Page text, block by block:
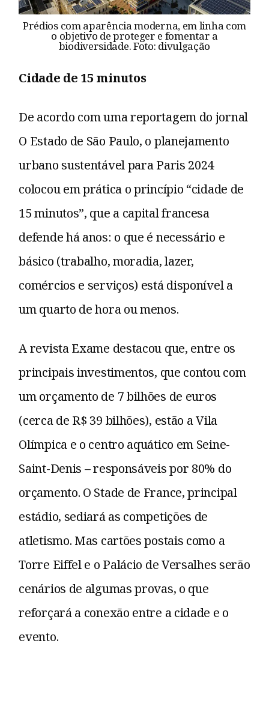
Prédios com aparência moderna, em linha com
o objetivo de proteger e fomentar a
biodiversidade. Foto: divulgação
Cidade de 15 minutos
De acordo com uma reportagem do jornal
O Estado de São Paulo, o planejamento
urbano sustentável para Paris 2024
colocou em prática o princípio “cidade de
15 minutos”, que a capital francesa
defende há anos: o que é necessário e
básico (trabalho, moradia, lazer,
comércios e serviços) está disponível a
um quarto de hora ou menos.
A revista Exame destacou que, entre os
principais investimentos, que contou com
um orçamento de 7 bilhões de euros
(cerca de R$ 39 bilhões), estão a Vila
Olímpica e o centro aquático em Seine-
Saint-Denis – responsáveis por 80% do
orçamento. O Stade de France, principal
estádio, sediará as competições de
atletismo. Mas cartões postais como a
Torre Eiffel e o Palácio de Versalhes serão
cenários de algumas provas, o que
reforçará a conexão entre a cidade e o
evento.